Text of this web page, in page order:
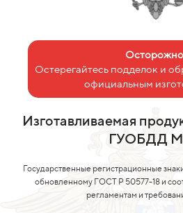
Остерегайтесь подделок и
официальным
Изготавливаемая
ГУОБДД
Государственные регистрационные
обновленному ГОСТ Р 50577-18 и
регламентам и